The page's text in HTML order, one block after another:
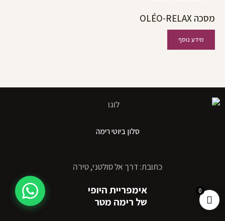
0
מסכה OLÉO-RELAX
מידע נוסף
סלון ביוטי רימה
כתובת: דרך אל סולטני, טירה
אימפריית היופי
של רימה מטר